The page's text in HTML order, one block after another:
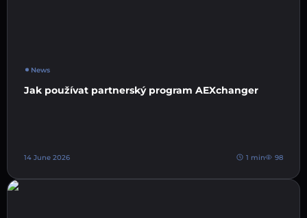
News
Jak používat partnerský program AEXchanger
14 June 2026 1 min 98